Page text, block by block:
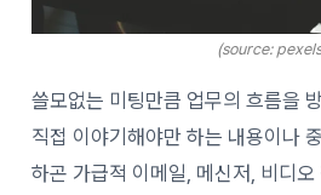
(source:
쓸모없는 미팅만큼 업무의 흐름을
직접 이야기해야만 하는 내용이나
하곤 가급적 이메일, 메신저, 비디